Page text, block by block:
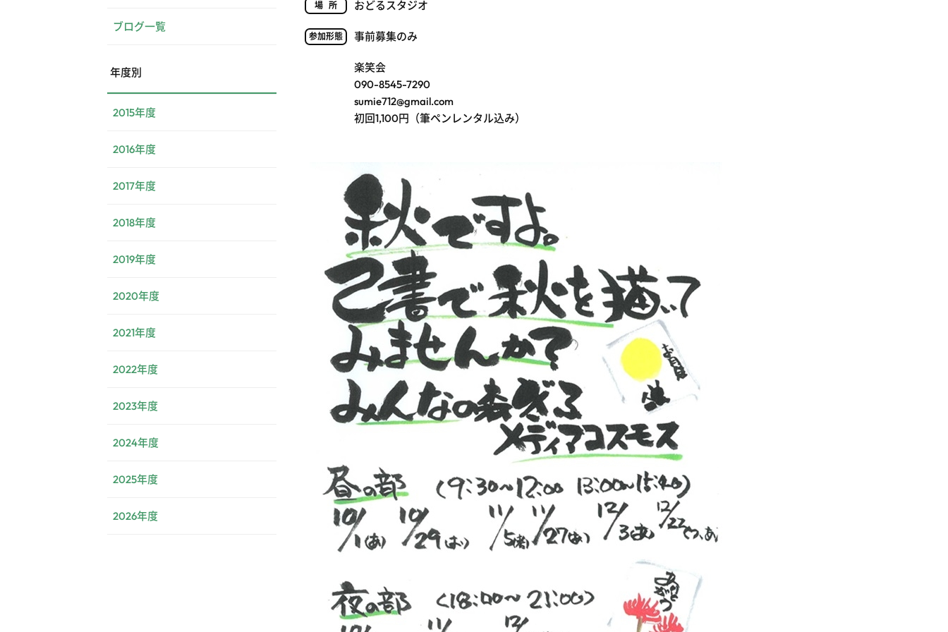
場所 おどるスタジオ
参加形態 事前募集のみ
楽笑会
090-8545-7290
sumie712@gmail.com
初回1,100円（筆ペンレンタル込み）
ブログ一覧
年度別
2015年度
2016年度
2017年度
2018年度
2019年度
2020年度
2021年度
2022年度
2023年度
2024年度
2025年度
2026年度